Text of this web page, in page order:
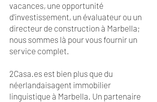
vacances, une opportunité
d'investissement, un évaluateur ou un
directeur de construction à Marbella;
nous sommes là pour vous fournir un
service complet. ​
2Casa.es est bien plus que du
néerlandaisagent immobilier
linguistique à Marbella. Un partenaire